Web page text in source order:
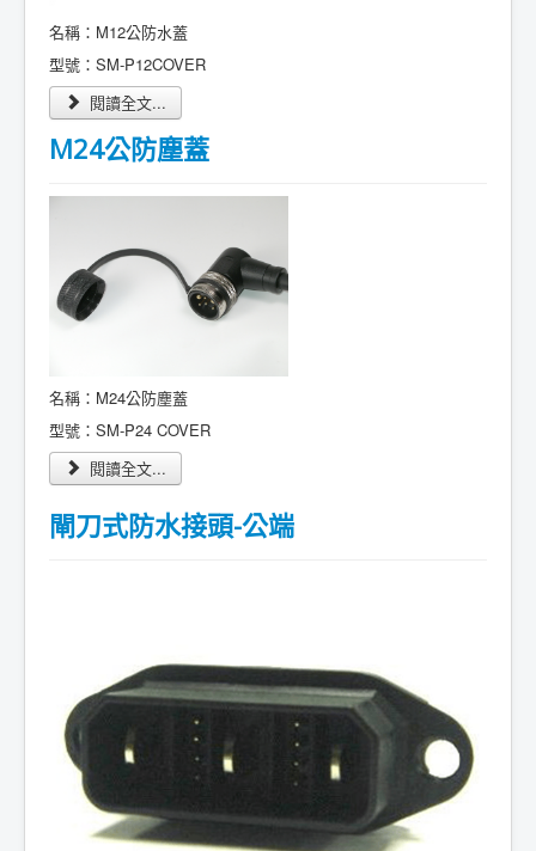
名稱：M12公防水蓋
型號：SM-P12COVER
閱讀全文...
M24公防塵蓋
名稱：M24公防塵蓋
型號：SM-P24 COVER
閱讀全文...
閘刀式防水接頭-公端